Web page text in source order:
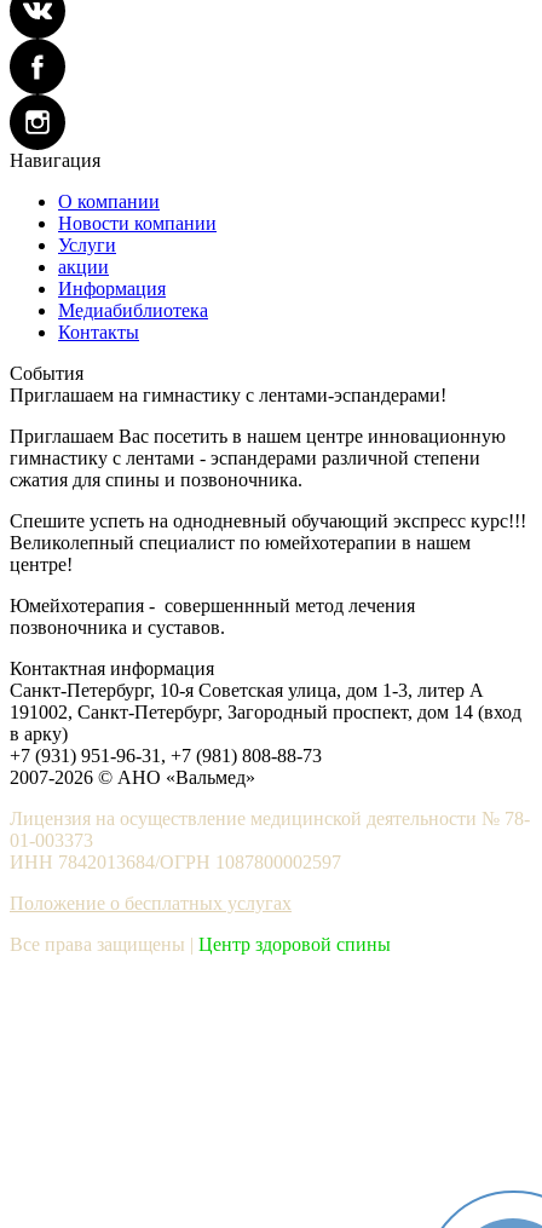
Навигация
О компании
Новости компании
Услуги
акции
Информация
Медиабиблиотека
Контакты
События
Приглашаем на гимнастику с лентами-эспандерами!
Приглашаем Вас посетить в нашем центре инновационную
гимнастику с лентами - эспандерами различной степени
сжатия для спины и позвоночника.
Спешите успеть на однодневный обучающий экспресс курс!!!
Великолепный специалист по юмейхотерапии в нашем
центре!
Юмейхотерапия - совершеннный метод лечения
позвоночника и суставов.
Контактная информация
Санкт-Петербург, 10-я Советская улица, дом 1-3, литер А
191002, Санкт-Петербург, Загородный проспект, дом 14 (вход
в арку)
+7 (931) 951-96-31, +7 (981) 808-88-73
2007-2026 © АНО «Вальмед»
Лицензия на осуществление медицинской деятельности № 78-
01-003373
ИНН 7842013684/ОГРН 1087800002597
Положение о бесплатных услугах
Все права защищены | Центр здоровой спины